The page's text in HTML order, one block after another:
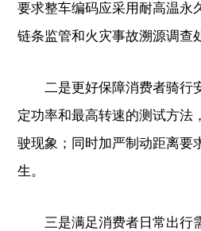
要求整车编码应采用耐高温永
链条监管和火灾事故溯源调查
二是更好保障消费者骑行
定功率和最高转速的测试方法
驶现象；同时加严制动距离要
生。
三是满足消费者日常出行